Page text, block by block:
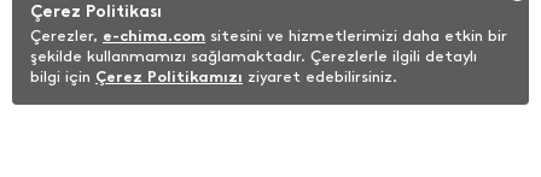
Çerez Politikası
Çerezler, e-chima.com sitesini ve hizmetlerimizi daha etkin bir
şekilde kullanmamızı sağlamaktadır. Çerezlerle ilgili detaylı
bilgi için Çerez Politikamızı ziyaret edebilirsiniz.